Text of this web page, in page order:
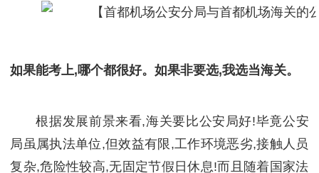
如果能考上,哪个都很好。如果非要选,我选当海关。
根据发展前景来看,海关要比公安局好!毕竟公安
局虽属执法单位,但效益有限,工作环境恶劣,接触人员
复杂,危险性较高,无固定节假日休息!而且随着国家法